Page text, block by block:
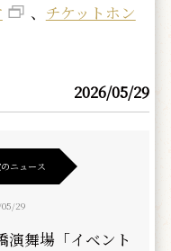
、 チケットホン
2026/05/29
ニュース
29
演舞場「イベント